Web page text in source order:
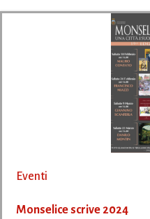
Eventi
Monselice scrive 2024